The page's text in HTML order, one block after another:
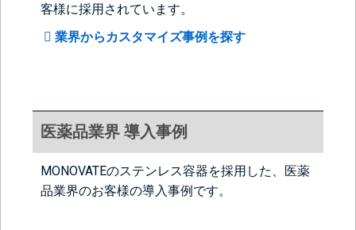
客様に採用されています。
業界からカスタマイズ事例を探す
医薬品業界 導入事例
MONOVATEのステンレス容器を採用した、医薬
品業界のお客様の導入事例です。